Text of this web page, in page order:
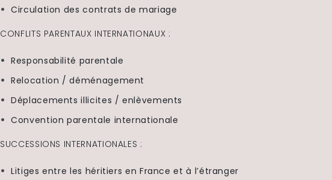
Circulation des contrats de mariage
CONFLITS PARENTAUX INTERNATIONAUX :
Responsabilité parentale
Relocation / déménagement
Déplacements illicites / enlèvements
Convention parentale internationale
SUCCESSIONS INTERNATIONALES :
Litiges entre les héritiers en France et à l’étranger